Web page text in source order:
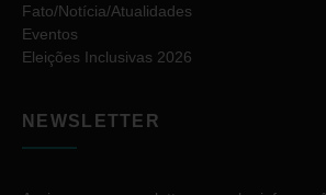
Fato/Notícia/Atualidades
Eventos
Eleições Inclusivas 2026
NEWSLETTER